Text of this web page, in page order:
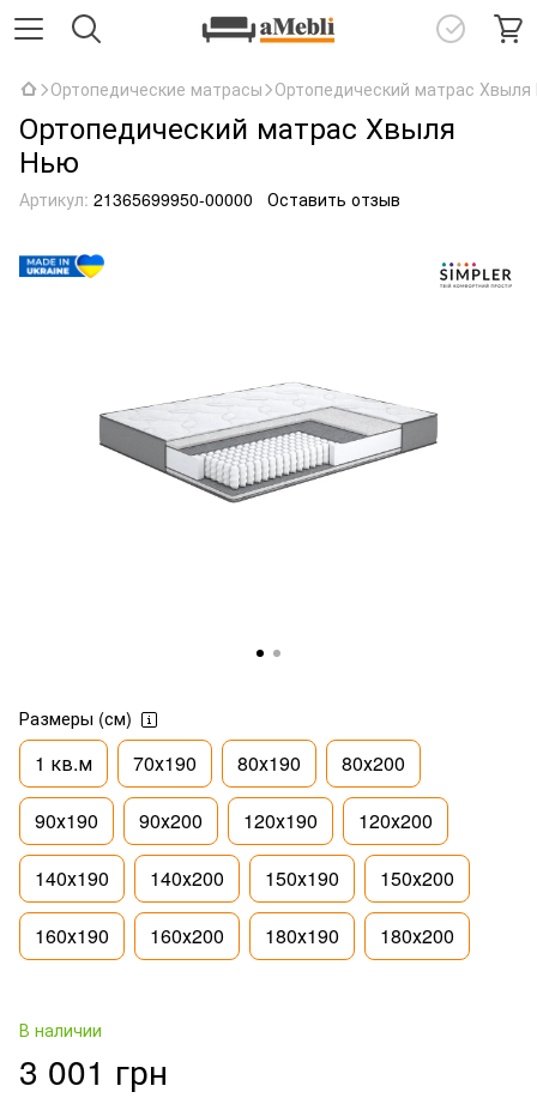
Ортопедические матрасы Ортопедический матрас
Ортопедический матрас Хвыля
Нью
Артикул: 21365699950-00000 Оставить отзыв
Размеры (см)
1 кв.м 70х190 80х190 80х200
90х190 90х200 120х190 120х200
140х190 140х200 150х190 150х200
160х190 160х200 180х190 180х200
В наличии
3 001 грн